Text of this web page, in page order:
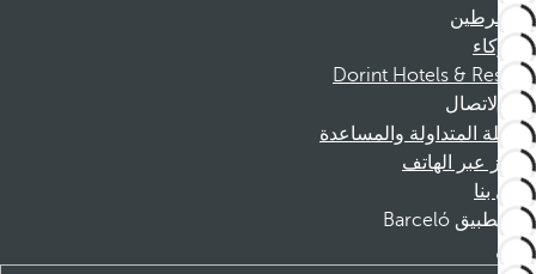
المنخرطين
الشركاء
Dorint Hotels & Resorts
الاتصال
الأسئلة المتداولة والمساعدة
الحجز عبر الهاتف
اتصل بنا
تطبيق Barceló
تنزيل